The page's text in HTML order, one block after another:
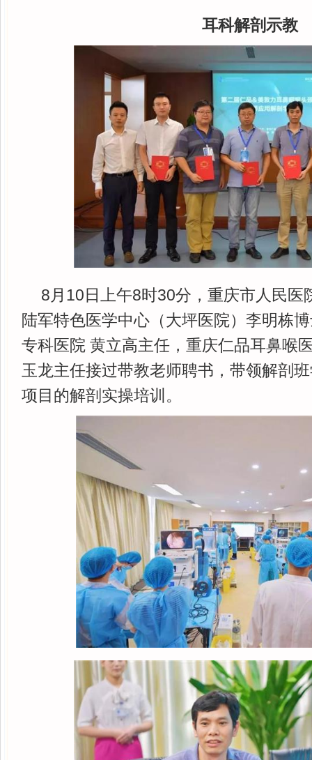
耳科解剖示教
8月10日上午8时30分，重庆市人民医
陆军特色医学中心（大坪医院）李明栋
专科医院 黄立高主任，重庆仁品耳鼻喉
玉龙主任接过带教老师聘书，带领解剖
项目的解剖实操培训。